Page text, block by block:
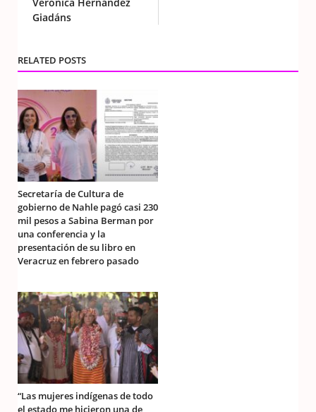
Giadáns
RELATED POSTS
Secretaría de Cultura de
gobierno de Nahle pagó casi 230
mil pesos a Sabina Berman por
una conferencia y la
presentación de su libro en
Veracruz en febrero pasado
“Las mujeres indígenas de todo
el estado me hicieron una de